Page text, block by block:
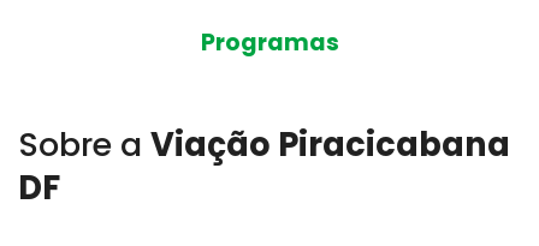
Programas
Sobre a Viação Piracicabana
DF